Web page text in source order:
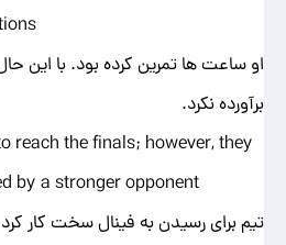
او ساعت ها تمرین کرده بود. با این
برآورده نکرد.
reach the finals; however, they
by a stronger opponent.
تیم برای رسیدن به فینال سخت کار